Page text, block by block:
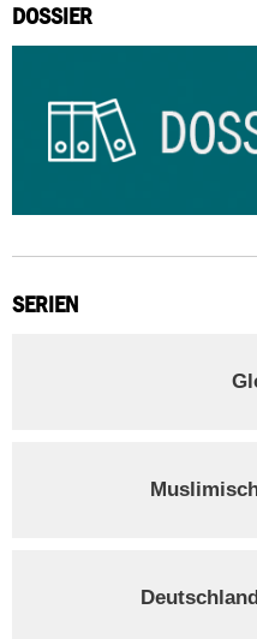
DOSSIER
SERIEN